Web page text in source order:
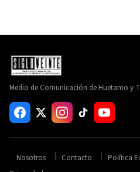
Medio de Comunicación de Huetamo y
Nosotros Contacto Política